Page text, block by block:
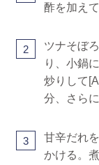
酢を加え
2
ツナそぼ
り、小鍋
炒りして
分、さら
3
甘辛だれ
かける。